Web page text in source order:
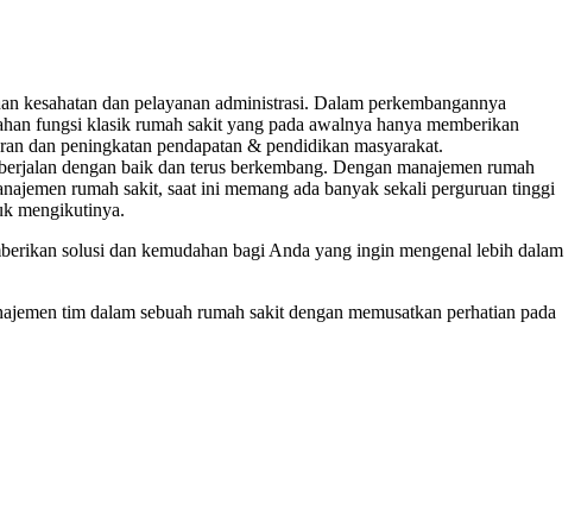
kesahatan dan pelayanan administrasi. Dalam perkembangannya
fungsi klasik rumah sakit yang pada awalnya hanya memberikan
dan peningkatan pendapatan & pendidikan masyarakat.
dengan baik dan terus berkembang. Dengan manajemen rumah
rumah sakit, saat ini memang ada banyak sekali perguruan tinggi
mengikutinya.
solusi dan kemudahan bagi Anda yang ingin mengenal lebih dalam
tim dalam sebuah rumah sakit dengan memusatkan perhatian pada